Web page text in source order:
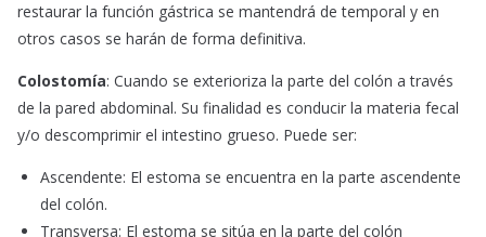
restaurar la función gástrica se mantendrá de temporal y en
otros casos se harán de forma definitiva.
Colostomía: Cuando se exterioriza la parte del colón a través
de la pared abdominal. Su finalidad es conducir la materia fecal
y/o descomprimir el intestino grueso. Puede ser:
Ascendente: El estoma se encuentra en la parte ascendente
del colón.
Transversa: El estoma se sitúa en la parte del colón